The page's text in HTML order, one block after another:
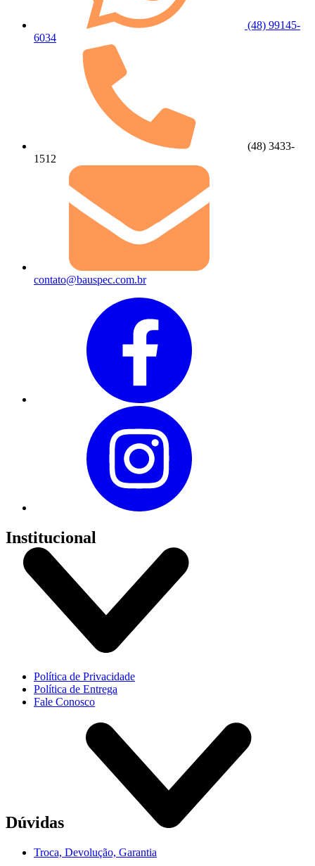
(48) 99145-
6034
(48) 3433-
1512
contato@bauspec.com.br
Institucional
Política de Privacidade
Política de Entrega
Fale Conosco
Dúvidas
Troca, Devolução, Garantia